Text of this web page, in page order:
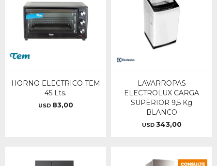
HORNO ELECTRICO TEM
45 Lts.
USD 83,00
LAVARROPAS
ELECTROLUX CARGA
SUPERIOR 9,5 Kg
BLANCO
USD 343,00